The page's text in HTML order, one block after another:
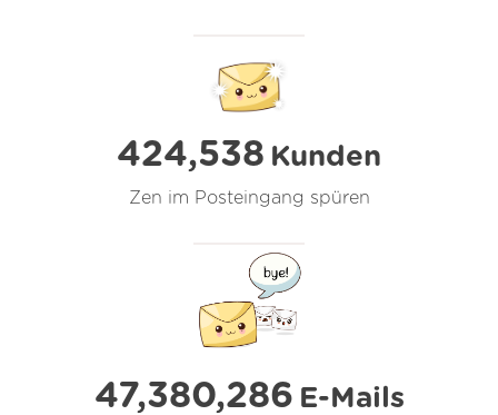
424,538 Kunden
Zen im Posteingang spüren
47,380,287 E-Mails